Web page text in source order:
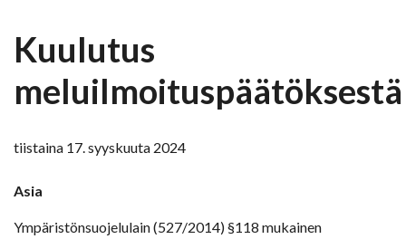
Kuulutus
meluilmoituspäätöksestä
tiistaina 17. syyskuuta 2024
Asia
Ympäristönsuojelulain (527/2014) §118 mukainen